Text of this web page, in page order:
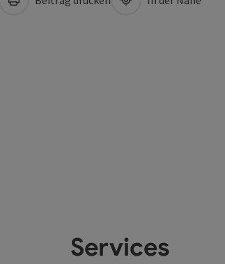
Services